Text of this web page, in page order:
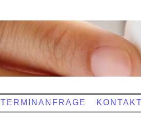
TERMINANFRAGE KONTAKT